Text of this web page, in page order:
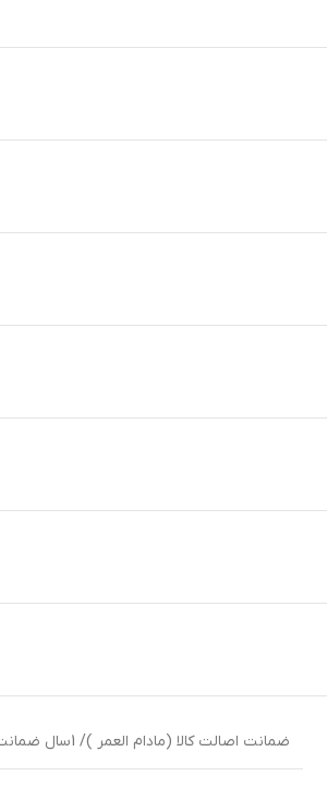
ضمانت اصالت کالا (مادام العمر )/ 1سال ضمانت بین المللی شرکت پوزیترون یا زمان داران پارس